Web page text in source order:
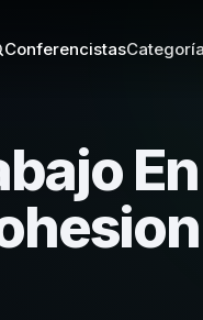
Conferencistas
En